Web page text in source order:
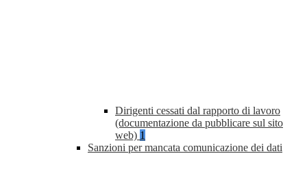
Dirigenti cessati dal rapporto di lavoro
(documentazione da pubblicare sul sito
web) 1
Sanzioni per mancata comunicazione dei dati